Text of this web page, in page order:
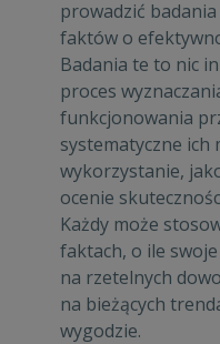
prowadzić
faktów o
Badania te to nic
proces
funkcjonowania
systematyczne
wykorzystanie,
ocenie
Każdy może
faktach, o ile swoje
na rzetelnych
na bieżących
wygodzie.